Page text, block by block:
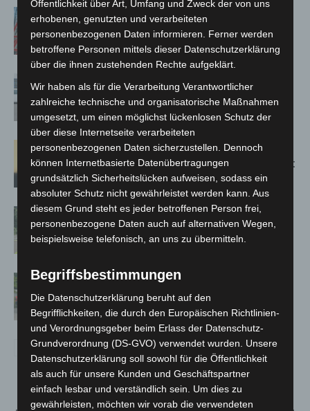
A2: Zweite Turbobaustelle startet
zwischen Hannover-West und
Bothfeld
Niedersachsen: Feuerwehrkräfte
kehren nach Waldbrandeinsatz aus
Spanien zurück
Hannover: Erste Tigermücken-
Population in Niedersachsen entdeckt
Brand im „Haus der Begegnung“ in
Neuwarmbüchen schnell eingedämmt
Region Hannover: 21 neue
Notfallsanitäter starten beim Roten
Kreuz
Öffentlichkeit über Art, Umfang und Zweck der von uns
erhobenen, genutzten und verarbeiteten
personenbezogenen Daten informieren. Ferner werden
betroffene Personen mittels dieser Datenschutzerklärung
über die ihnen zustehenden Rechte aufgeklärt.
Wir haben als für die Verarbeitung Verantwortlicher
zahlreiche technische und organisatorische Maßnahmen
umgesetzt, um einen möglichst lückenlosen Schutz der
über diese Internetseite verarbeiteten
personenbezogenen Daten sicherzustellen. Dennoch
können Internetbasierte Datenübertragungen
grundsätzlich Sicherheitslücken aufweisen, sodass ein
absoluter Schutz nicht gewährleistet werden kann. Aus
diesem Grund steht es jeder betroffenen Person frei,
personenbezogene Daten auch auf alternativen Wegen,
beispielsweise telefonisch, an uns zu übermitteln.
Begriffsbestimmungen
Die Datenschutzerklärung beruht auf den
Begrifflichkeiten, die durch den Europäischen Richtlinien-
und Verordnungsgeber beim Erlass der Datenschutz-
Grundverordnung (DS-GVO) verwendet wurden. Unsere
Datenschutzerklärung soll sowohl für die Öffentlichkeit
als auch für unsere Kunden und Geschäftspartner
einfach lesbar und verständlich sein. Um dies zu
gewährleisten, möchten wir vorab die verwendeten